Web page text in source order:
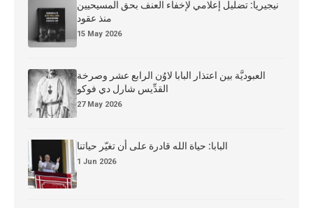
نيجيريا: تضليل إعلامي لإخفاء العنف بحق المسيحيين
منذ عقود
15 May 2026
العبوديَّة بين اعتذار البابا لاوُن الرابع عشر وصرخة
القدِّيس شارل دي فوكو
27 May 2026
البابا: حياة الله قادرة على أن تغيّر حياتنا
1 Jun 2026